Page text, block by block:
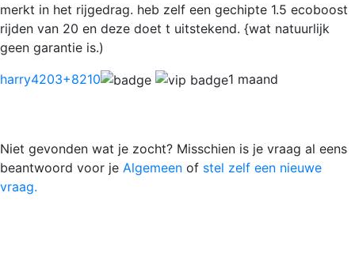
merkt in het rijgedrag. heb zelf een gechipte 1.5 ecoboost
rijden van 20 en deze doet t uitstekend. {wat natuurlijk
geen garantie is.)
harry4203+8210 1 maand
Niet gevonden wat je zocht? Misschien is je vraag al eens
beantwoord voor je Algemeen of stel zelf een nieuwe
vraag.